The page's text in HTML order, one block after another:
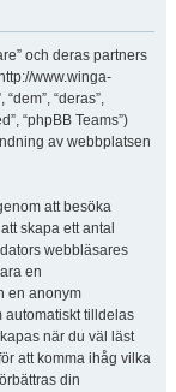
och deras partners
www.winga-
“deras”,
“phpBB Teams”)
av webbplatsen
att besöka
skapa ett antal
webbläsares
en
en anonym
automatiskt tilldelas
när du väl läst
att komma ihåg vilka
din